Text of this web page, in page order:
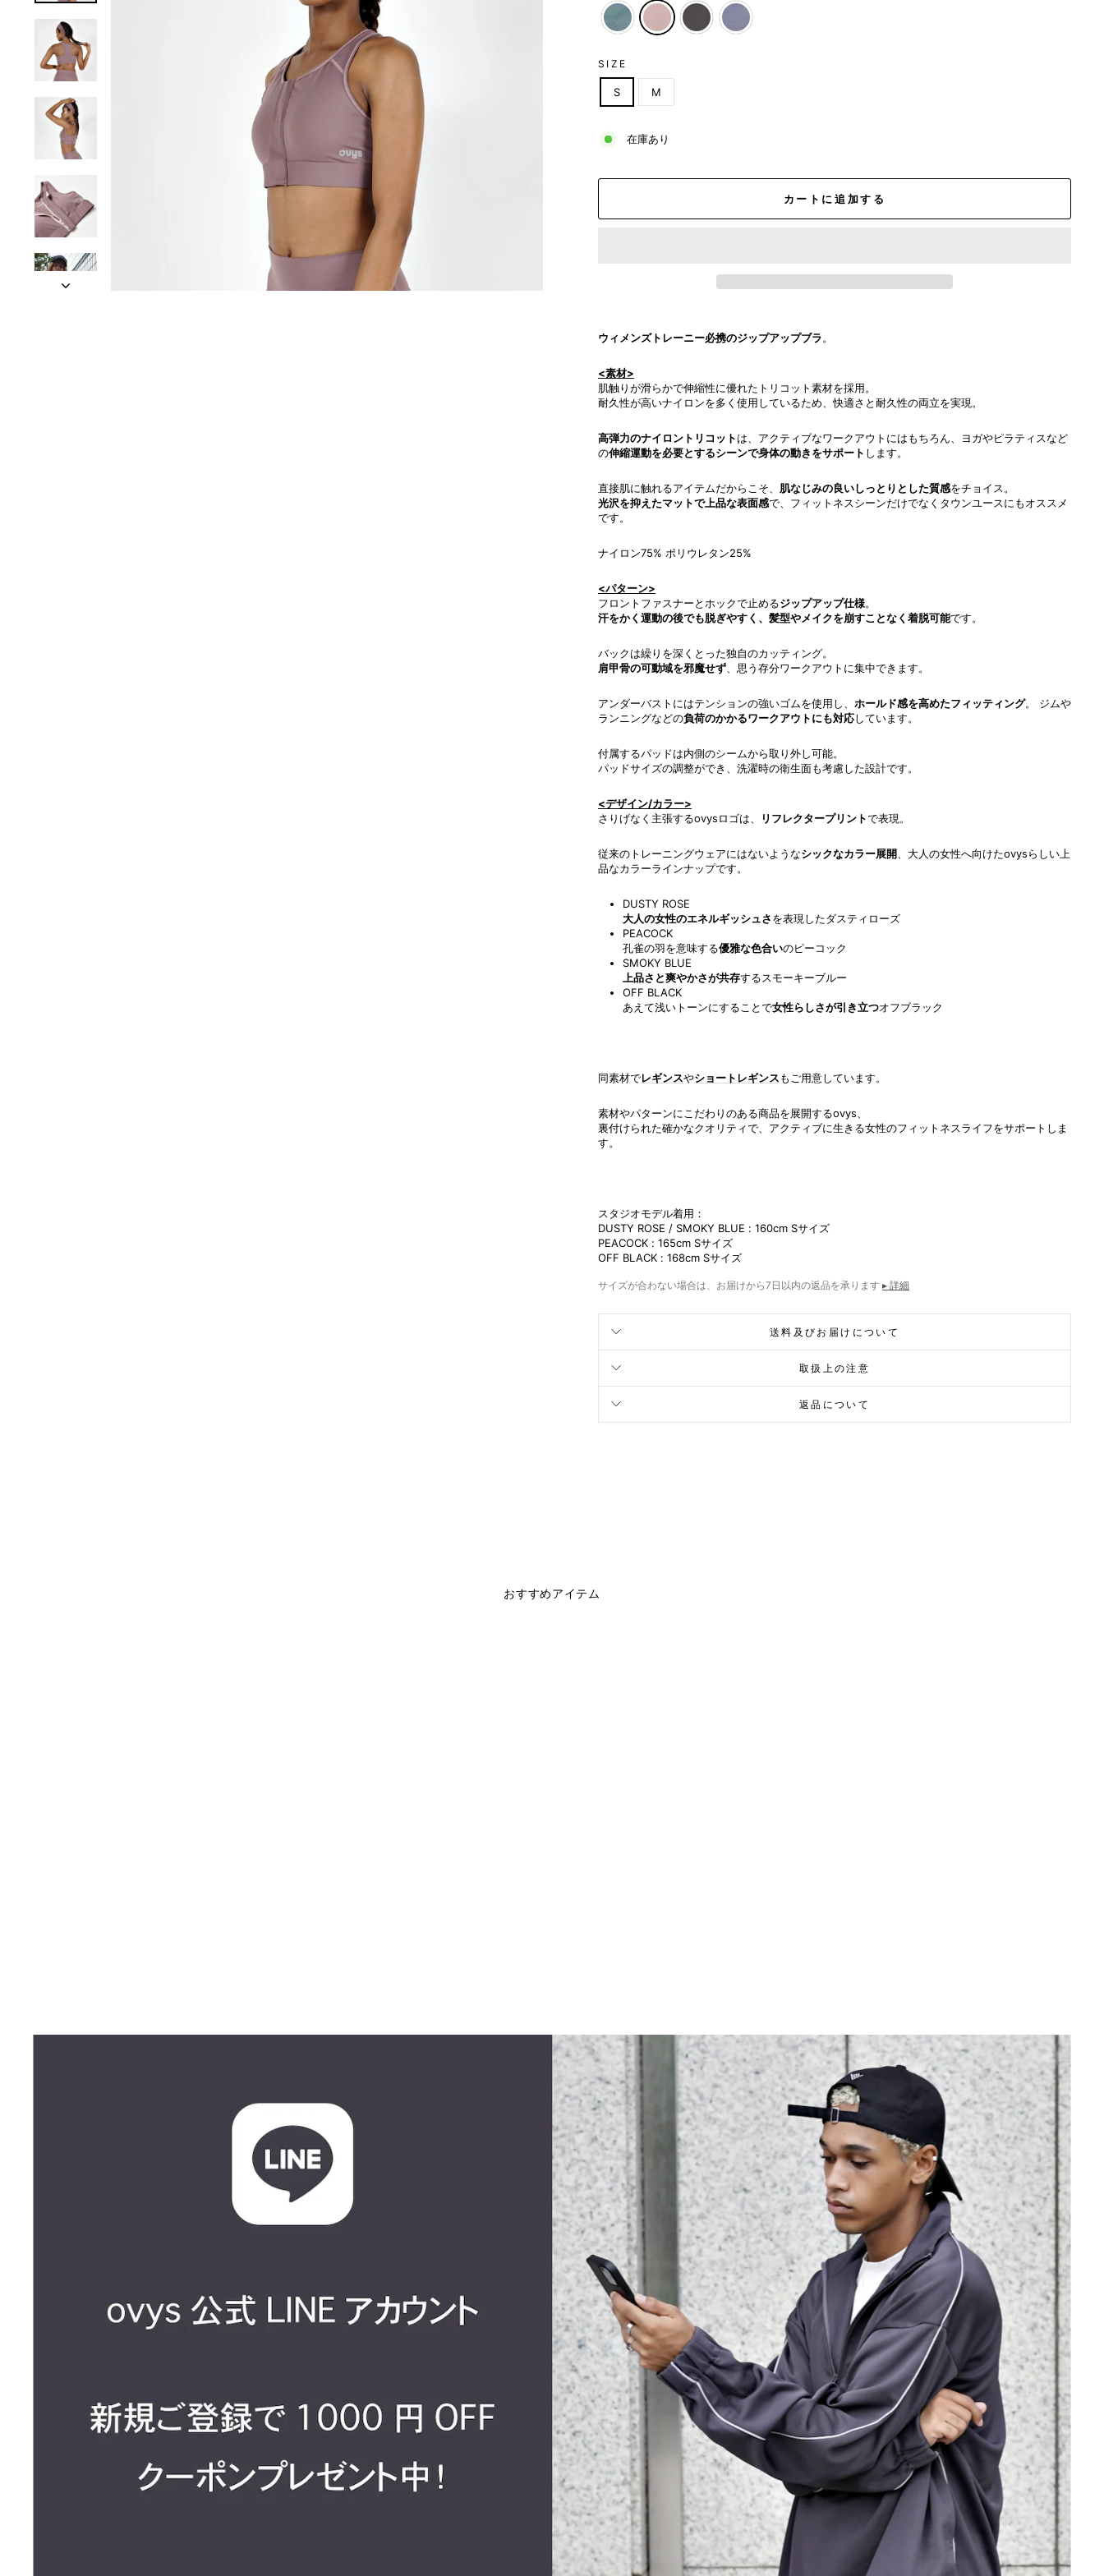
SIZE
S M
在庫あり
カートに追加する
ウィメンズトレーニー必携のジップアップブラ。
<素材>
肌触りが滑らかで伸縮性に優れたトリコット素材を採用。
耐久性が高いナイロンを多く使用しているため、快適さと耐久性の両立を実現。
高弾力のナイロントリコットは、アクティブなワークアウトにはもちろん、ヨガやピラティスなど
の伸縮運動を必要とするシーンで身体の動きをサポート します。
直接肌に触れるアイテムだからこそ、 肌なじみの良いしっとりとした質感をチョイス。
光沢を抑えたマットで上品な表面感で、フィットネスシーンだけでなくタウンユースにもオススメ
です。
ナイロン75% ポリウレタン25%
<パターン>
フロントファスナーとホックで止めるジップアップ仕様。
汗をかく運動の後でも脱ぎやすく、髪型やメイクを崩すことなく着脱可能です。
バックは繰りを深くとった独自のカッティング。
肩甲骨の可動域を邪魔せず 、思う存分ワークアウトに集中できます。
アンダーバストにはテンションの強いゴムを使用し、 ホールド感を高めたフィッティング。 ジムや
ランニングなどの負荷のかかるワークアウトにも対応しています。
付属するパッドは内側のシームから取り外し可能。
パッドサイズの調整ができ、洗濯時の衛生面も考慮した設計です。
<デザイン/カラー>
さりげなく主張するovysロゴは、
リフレクタープリントで表現。
従来のトレーニングウェアにはないようなシックなカラー展開 、大人の女性へ向けたovysらしい上
品なカラーラインナップです。
DUSTY ROSE
大人の女性のエネルギッシュさを表現したダスティローズ
PEACOCK
孔雀の羽を意味する優雅な色合いのピーコック
SMOKY BLUE
上品さと爽やかさが共存するスモーキーブルー
OFF BLACK
あえて浅いトーンにすることで女性らしさが引き立つオフブラック
同素材でレギンスやショートレギンスもご用意しています。
素材やパターンにこだわりのある商品を展開するovys、
裏付けられた確かなクオリティで、アクティブに生きる女性のフィットネスライフをサポートしま
す。
スタジオモデル着用：
DUSTY ROSE / SMOKY BLUE : 160cm Sサイズ
PEACOCK : 165cm Sサイズ
OFF BLACK : 168cm Sサイズ
サイズが合わない場合は、お届けから7日以内の返品を承ります ▸ 詳細
送料及びお届けについて
取扱上の注意
返品について
おすすめアイテム